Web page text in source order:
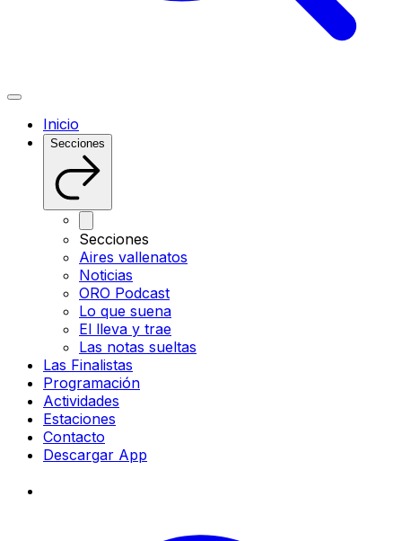
Inicio
Secciones
Secciones
Aires vallenatos
Noticias
ORO Podcast
Lo que suena
El lleva y trae
Las notas sueltas
Las Finalistas
Programación
Actividades
Estaciones
Contacto
Descargar App